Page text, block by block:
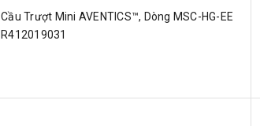
Cầu Trượt Mini AVENTICS™, Dòng MSC-HG-EE
R412019031